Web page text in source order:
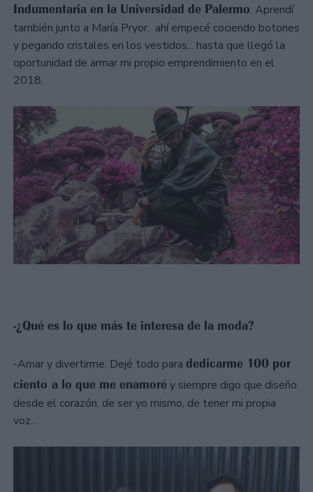
Indumentaria en la Universidad de Palermo. Aprendí
también junto a María Pryor, ahí empecé cociendo botones
y pegando cristales en los vestidos... hasta que llegó la
oportunidad de armar mi propio emprendimiento en el
2018.
-¿Qué es lo que más te interesa de la moda?
-Amar y divertirme. Dejé todo para dedicarme 100 por
ciento a lo que me enamoré y siempre digo que diseño
desde el corazón, de ser yo mismo, de tener mi propia
voz...